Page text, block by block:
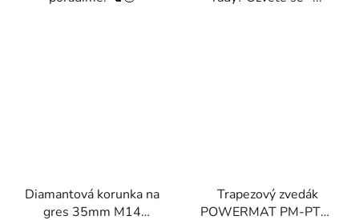
Diamantová korunka na
gres 35mm M14
Trapezový zvedák
POWERMAT PM-PTR-